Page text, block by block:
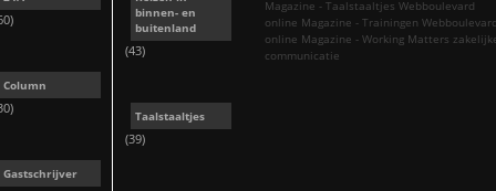
Column
Gastschrijver
binnen- en
buitenland
(43)
Taalstaaltjes
(39)
Magazine - Taalstaaltjes Webboulevard
online Magazine - Trainingen Webboulevard
online Magazine - Working Matters
communicatie